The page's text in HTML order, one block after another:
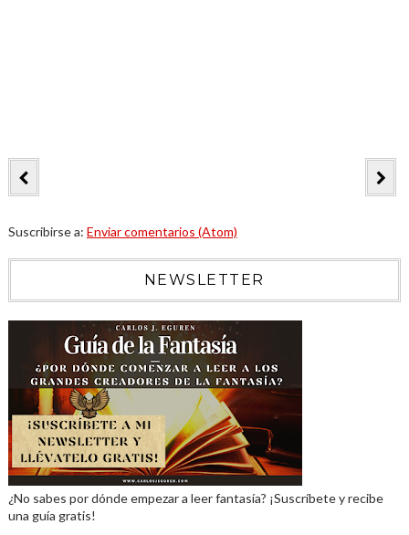
Suscribirse a: Enviar comentarios (Atom)
NEWSLETTER
¿No sabes por dónde empezar a leer fantasía? ¡Suscríbete y recibe
una guía gratis!